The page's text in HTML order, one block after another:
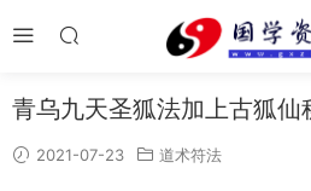
青乌九天圣狐法加上古狐仙
2021-07-23 道术符法